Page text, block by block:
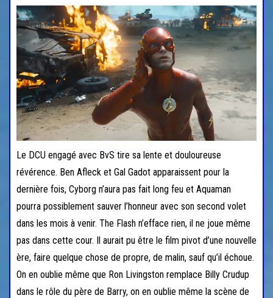
Le DCU engagé avec BvS tire sa lente et douloureuse
révérence. Ben Afleck et Gal Gadot apparaissent pour la
dernière fois, Cyborg n’aura pas fait long feu et Aquaman
pourra possiblement sauver l’honneur avec son second volet
dans les mois à venir. The Flash n’efface rien, il ne joue même
pas dans cette cour. Il aurait pu être le film pivot d’une nouvelle
ère, faire quelque chose de propre, de malin, sauf qu’il échoue.
On en oublie même que Ron Livingston remplace Billy Crudup
dans le rôle du père de Barry, on en oublie même la scène de